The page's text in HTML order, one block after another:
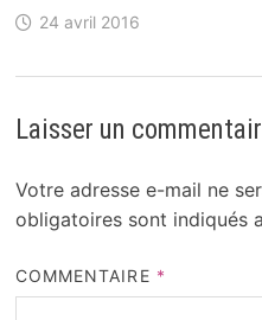
24 avril 2016
Laisser un
Votre adresse e-mail ne
obligatoires sont indiqués
COMMENTAIRE *